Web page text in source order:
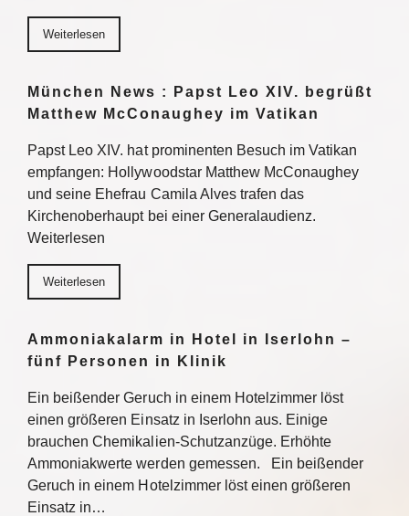
Weiterlesen
München News : Papst Leo XIV. begrüßt
Matthew McConaughey im Vatikan
Papst Leo XIV. hat prominenten Besuch im Vatikan
empfangen: Hollywoodstar Matthew McConaughey
und seine Ehefrau Camila Alves trafen das
Kirchenoberhaupt bei einer Generalaudienz.
Weiterlesen
Weiterlesen
Ammoniakalarm in Hotel in Iserlohn –
fünf Personen in Klinik
Ein beißender Geruch in einem Hotelzimmer löst
einen größeren Einsatz in Iserlohn aus. Einige
brauchen Chemikalien-Schutzanzüge. Erhöhte
Ammoniakwerte werden gemessen. Ein beißender
Geruch in einem Hotelzimmer löst einen größeren
Einsatz in…